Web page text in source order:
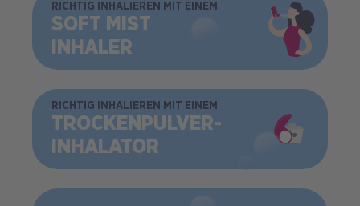
BILD
RICHTIG INHALIEREN MIT EINEM
SOFT MIST
INHALER
BILD
RICHTIG INHALIEREN MIT EINEM
TROCKEN­PULVER­
INHALATOR